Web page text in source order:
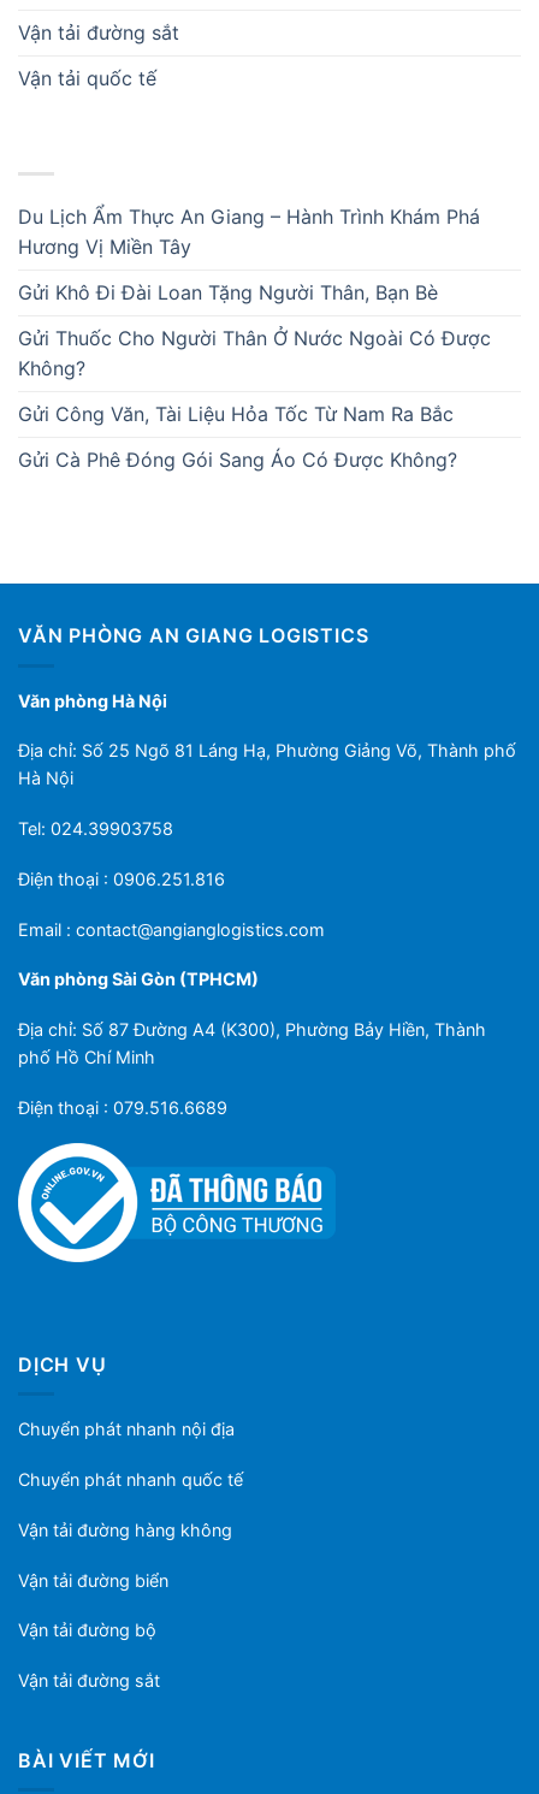
Vận tải đường sắt
Vận tải quốc tế
Du Lịch Ẩm Thực An Giang – Hành Trình Khám Phá
Hương Vị Miền Tây
Gửi Khô Đi Đài Loan Tặng Người Thân, Bạn Bè
Gửi Thuốc Cho Người Thân Ở Nước Ngoài Có Được
Không?
Gửi Công Văn, Tài Liệu Hỏa Tốc Từ Nam Ra Bắc
Gửi Cà Phê Đóng Gói Sang Áo Có Được Không?
VĂN PHÒNG AN GIANG LOGISTICS
Văn phòng Hà Nội
Địa chỉ: Số 25 Ngõ 81 Láng Hạ, Phường Giảng Võ, Thành phố
Hà Nội
Tel: 024.39903758
Điện thoại : 0906.251.816
Email : contact@angianglogistics.com
Văn phòng Sài Gòn (TPHCM)
Địa chỉ: Số 87 Đường A4 (K300), Phường Bảy Hiền, Thành
phố Hồ Chí Minh
Điện thoại : 079.516.6689
DỊCH VỤ
Chuyển phát nhanh nội địa
Chuyển phát nhanh quốc tế
Vận tải đường hàng không
Vận tải đường biển
Vận tải đường bộ
Vận tải đường sắt
BÀI VIẾT MỚI